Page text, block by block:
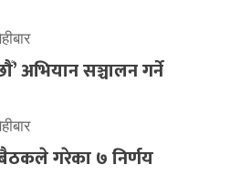
अभियान सञ्चालन गर्ने
बैठकले गरेका ७ निर्णय